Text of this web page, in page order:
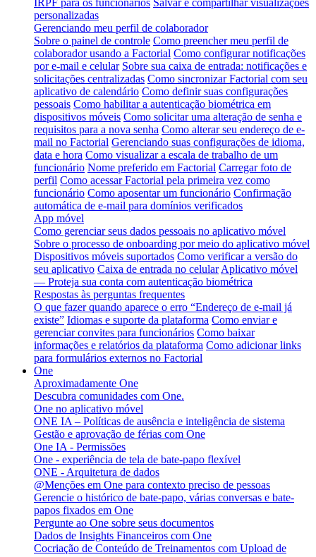
personalizadas
Gerenciando meu perfil de colaborador
Sobre o painel de controle Como preencher meu perfil de
colaborador usando a Factorial Como configurar notificações
por e-mail e celular Sobre sua caixa de entrada: notificações e
solicitações centralizadas Como sincronizar Factorial com seu
aplicativo de calendário Como definir suas configurações
pessoais Como habilitar a autenticação biométrica em
dispositivos móveis Como solicitar uma alteração de senha e
requisitos para a nova senha Como alterar seu endereço de e-
mail no Factorial Gerenciando suas configurações de idioma,
data e hora Como visualizar a escala de trabalho de um
funcionário Nome preferido em Factorial Carregar foto de
perfil Como acessar Factorial pela primeira vez como
funcionário Como aposentar um funcionário Confirmação
automática de e-mail para domínios verificados
App móvel
Como gerenciar seus dados pessoais no aplicativo móvel
Sobre o processo de onboarding por meio do aplicativo móvel
Dispositivos móveis suportados Como verificar a versão do
seu aplicativo Caixa de entrada no celular Aplicativo móvel
— Proteja sua conta com autenticação biométrica
Respostas às perguntas frequentes
O que fazer quando aparece o erro “Endereço de e-mail já
existe” Idiomas e suporte da plataforma Como enviar e
gerenciar convites para funcionários Como baixar
informações e relatórios da plataforma Como adicionar links
para formulários externos no Factorial
One
Aproximadamente One
Descubra comunidades com One.
One no aplicativo móvel
ONE IA – Políticas de ausência e inteligência de sistema
Gestão e aprovação de férias com One
One IA - Permissões
One - experiência de tela de bate-papo flexível
ONE - Arquitetura de dados
@Menções em One para contexto preciso de pessoas
Gerencie o histórico de bate-papo, várias conversas e bate-
papos fixados em One
Pergunte ao One sobre seus documentos
Dados de Insights Financeiros com One
Cocriação de Conteúdo de Treinamentos com Upload de